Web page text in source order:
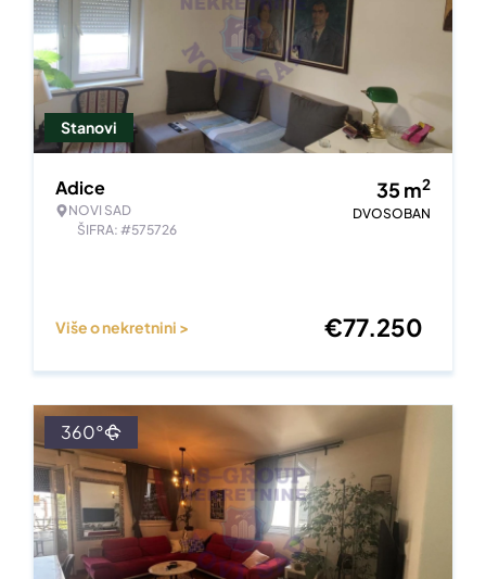
Stanovi
Adice
NOVI SAD
ŠIFRA: #575726
35m2
DVOSOBAN
Više o nekretnini > €77.250
360°